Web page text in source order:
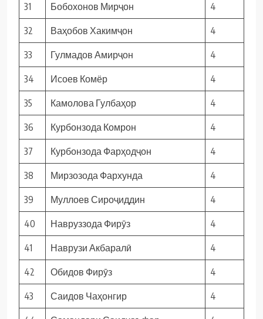
31 Бобохонов Мирҷон 4
32 Ваҳобов Хакимҷон 4
33 Гулмадов Амирҷон 4
34 Исоев Комёр 4
35 Камолова Гулбаҳор 4
36 Курбонзода Комрон 4
37 Курбонзода Фарҳодҷон 4
38 Мирзозода Фархунда 4
39 Муллоев Сироҷиддин 4
40 Навруззода Фирӯз 4
41 Наврузи Акбаралӣ 4
42 Обидов Фирӯз 4
43 Саидов Чаҳонгир 4